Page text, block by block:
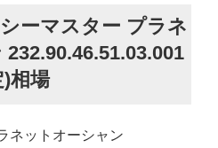
ーマスター プラネ
相場
ネットオーシャン